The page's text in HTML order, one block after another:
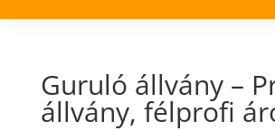
Guruló állvány –
állvány, félprofi